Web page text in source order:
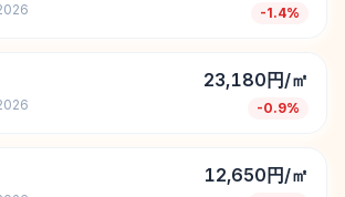
-1.4%
23,180円/㎡
-0.9%
12,650円/㎡